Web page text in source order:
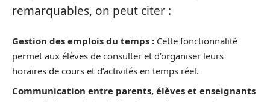
remarquables, on peut citer :
Gestion des emplois du temps : Cette fonctionnalité
permet aux élèves de consulter et d’organiser leurs
horaires de cours et d’activités en temps réel.
Communication entre parents, élèves et enseignants